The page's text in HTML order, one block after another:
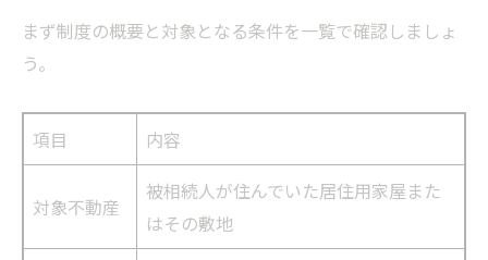
まず制度の概要と対象となる条件を一覧で確認しましょ
う。
項目 内容
対象不動産
被相続人が住んでいた居住用家屋また
はその敷地